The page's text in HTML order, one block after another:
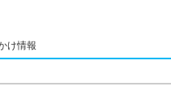
け情報